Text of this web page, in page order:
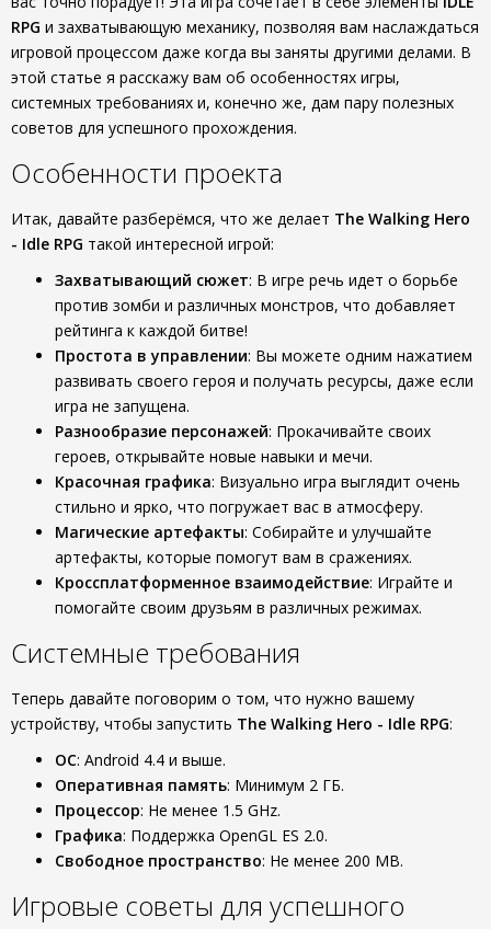
RPG и захватывающую механику, позволяя вам наслаждаться
игровой процессом даже когда вы заняты другими делами. В
этой статье я расскажу вам об особенностях игры,
системных требованиях и, конечно же, дам пару полезных
советов для успешного прохождения.
Особенности проекта
Итак, давайте разберёмся, что же делает The Walking Hero
- Idle RPG такой интересной игрой:
Захватывающий сюжет: В игре речь идет о борьбе
против зомби и различных монстров, что добавляет
рейтинга к каждой битве!
Простота в управлении: Вы можете одним нажатием
развивать своего героя и получать ресурсы, даже если
игра не запущена.
Разнообразие персонажей: Прокачивайте своих
героев, открывайте новые навыки и мечи.
Красочная графика: Визуально игра выглядит очень
стильно и ярко, что погружает вас в атмосферу.
Магические артефакты: Собирайте и улучшайте
артефакты, которые помогут вам в сражениях.
Кроссплатформенное взаимодействие: Играйте и
помогайте своим друзьям в различных режимах.
Системные требования
Теперь давайте поговорим о том, что нужно вашему
устройству, чтобы запустить The Walking Hero - Idle RPG:
ОС: Android 4.4 и выше.
Оперативная память: Минимум 2 ГБ.
Процессор: Не менее 1.5 GHz.
Графика: Поддержка OpenGL ES 2.0.
Свободное пространство: Не менее 200 MB.
Игровые советы для успешного